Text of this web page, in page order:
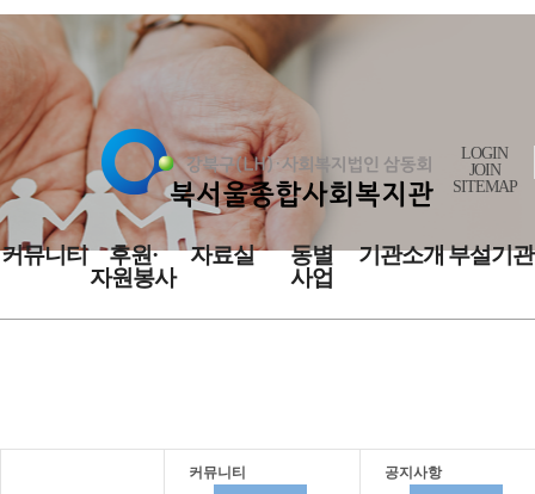
LOGIN
JOIN
SITEMAP
커뮤니티
후원·
자원봉사
자료실
동별
사업
기관소개부설기관
커뮤니티
공지사항